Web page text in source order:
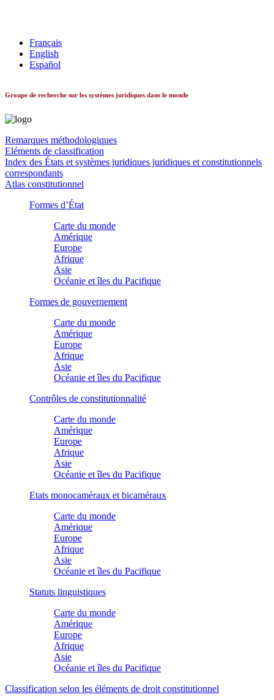
Français
English
Español
Groupe de recherche sur les systèmes juridiques dans le monde
Remarques méthodologiques
Eléments de classification
Index des États et systèmes juridiques juridiques et constitutionnels
correspondants
Atlas constitutionnel
Formes d’État
Carte du monde
Amérique
Europe
Afrique
Asie
Océanie et îles du Pacifique
Formes de gouvernement
Carte du monde
Amérique
Europe
Afrique
Asie
Océanie et îles du Pacifique
Contrôles de constitutionnalité
Carte du monde
Amérique
Europe
Afrique
Asie
Océanie et îles du Pacifique
Etats monocaméraux et bicaméraux
Carte du monde
Amérique
Europe
Afrique
Asie
Océanie et îles du Pacifique
Statuts linguistiques
Carte du monde
Amérique
Europe
Afrique
Asie
Océanie et îles du Pacifique
Classification selon les éléments de droit constitutionnel